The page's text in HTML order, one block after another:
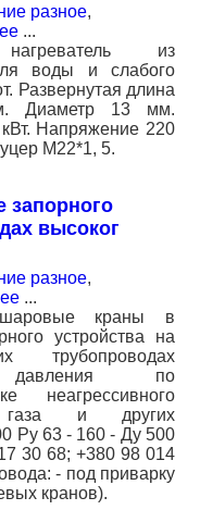
разное,
...
из
воды и слабого
Развернутая длина
Диаметр 13 мм.
Напряжение 220
М22*1, 5.
запорного
высоког
разное,
...
шаровые краны в
устройства на
трубопроводах
давления по
неагрессивного
газа и других
Ру 63 - 160 - Ду 500
30 68; +380 98 014
- под приварку
кранов).